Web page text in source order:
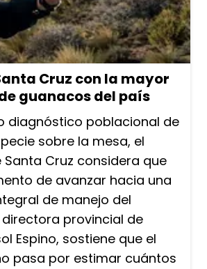
Cruz con la mayor
guanacos del país
diagnóstico poblacional de
sobre la mesa, el
Santa Cruz considera que
de avanzar hacia una
de manejo del
directora provincial de
Espino, sostiene que el
pasa por estimar cuántos